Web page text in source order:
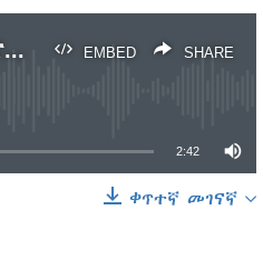
EMBED SHARE
ኢትዮጵያውያን የድረ-ገጽ ዓምደኞች ወቅታዊ ሁኔታ
2:42
ቀጥተኛ መገናኛ